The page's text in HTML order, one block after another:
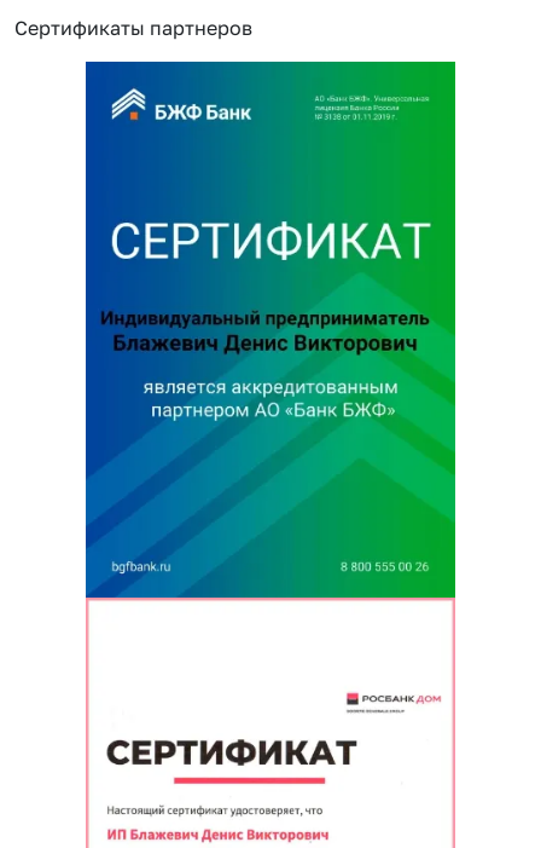
Сертификаты партнеров